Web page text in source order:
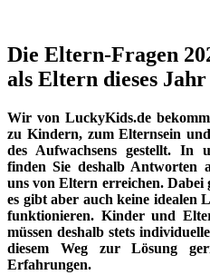
Die Eltern-Fragen
als Eltern dieses Jahr
Wir von LuckyKids.de
zu Kindern, zum Elternsein
des Aufwachsens gestellt. In
finden Sie deshalb Antworten
uns von Eltern erreichen. Dabei
es gibt aber auch keine idealen
funktionieren. Kinder und
müssen deshalb stets
diesem Weg zur Lösung
Erfahrungen.